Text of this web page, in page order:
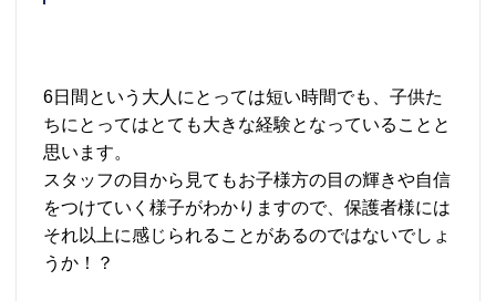
6日間という大人にとっては短い時間でも、子供た
ちにとってはとても大きな経験となっていることと
思います。
スタッフの目から見てもお子様方の目の輝きや自信
をつけていく様子がわかりますので、保護者様には
それ以上に感じられることがあるのではないでしょ
うか！？